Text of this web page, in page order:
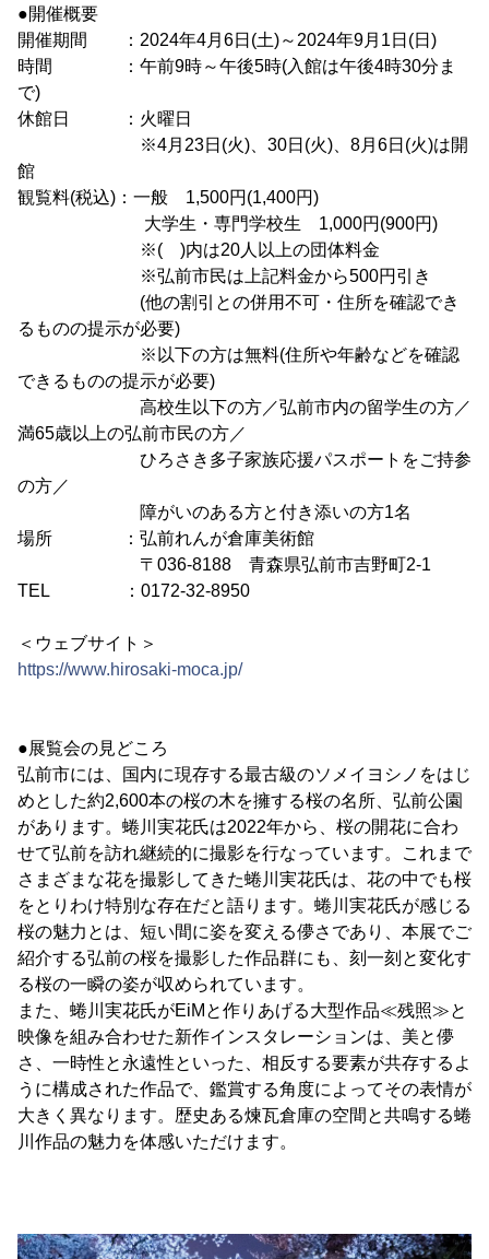
●開催概要
開催期間 ：2024年4月6日(土)～2024年9月1日(日)
時間 ：午前9時～午後5時(入館は午後4時30分ま
で)
休館日 ：火曜日
※4月23日(火)、30日(火)、8月6日(火)は開
館
観覧料(税込)：一般 1,500円(1,400円)
大学生・専門学校生 1,000円(900円)
※( )内は20人以上の団体料金
※弘前市民は上記料金から500円引き
(他の割引との併用不可・住所を確認でき
るものの提示が必要)
※以下の方は無料(住所や年齢などを確認
できるものの提示が必要)
高校生以下の方／弘前市内の留学生の方／
満65歳以上の弘前市民の方／
ひろさき多子家族応援パスポートをご持参
の方／
障がいのある方と付き添いの方1名
場所 ：弘前れんが倉庫美術館
〒036-8188 青森県弘前市吉野町2-1
TEL ：0172-32-8950
＜ウェブサイト＞
https://www.hirosaki-moca.jp/
●展覧会の見どころ
弘前市には、国内に現存する最古級のソメイヨシノをはじ
めとした約2,600本の桜の木を擁する桜の名所、弘前公園
があります。蜷川実花氏は2022年から、桜の開花に合わ
せて弘前を訪れ継続的に撮影を行なっています。これまで
さまざまな花を撮影してきた蜷川実花氏は、花の中でも桜
をとりわけ特別な存在だと語ります。蜷川実花氏が感じる
桜の魅力とは、短い間に姿を変える儚さであり、本展でご
紹介する弘前の桜を撮影した作品群にも、刻一刻と変化す
る桜の一瞬の姿が収められています。
また、蜷川実花氏がEiMと作りあげる大型作品≪残照≫と
映像を組み合わせた新作インスタレーションは、美と儚
さ、一時性と永遠性といった、相反する要素が共存するよ
うに構成された作品で、鑑賞する角度によってその表情が
大きく異なります。歴史ある煉瓦倉庫の空間と共鳴する蜷
川作品の魅力を体感いただけます。